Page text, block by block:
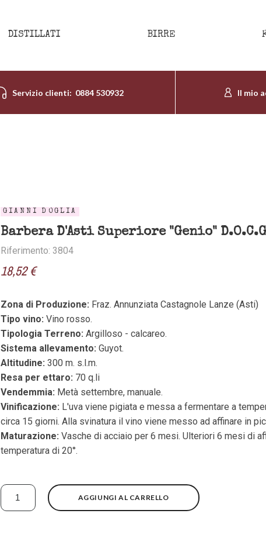
DISTILLATI BIRRE
Servizio clienti: 0884 530932 Il mio
GIANNI DOGLIA
Barbera D'Asti Superiore "Genio"
Riferimento: 3804
18,52 €
Zona di Produzione: Fraz. Annunziata Castagnole Lanze (Asti)
Tipo vino: Vino rosso.
Tipologia Terreno: Argilloso - calcareo.
Sistema allevamento: Guyot.
Altitudine: 300 m. s.l.m.
Resa per ettaro: 70 q.li
Vendemmia: Metà settembre, manuale.
Vinificazione: L'uva viene pigiata e messa a fermentare a
circa 15 giorni. Alla svinatura il vino viene messo ad affinare in
Maturazione: Vasche di acciaio per 6 mesi. Ulteriori 6 mesi di
temperatura di 20°.
AGGIUNGI AL CARRELLO